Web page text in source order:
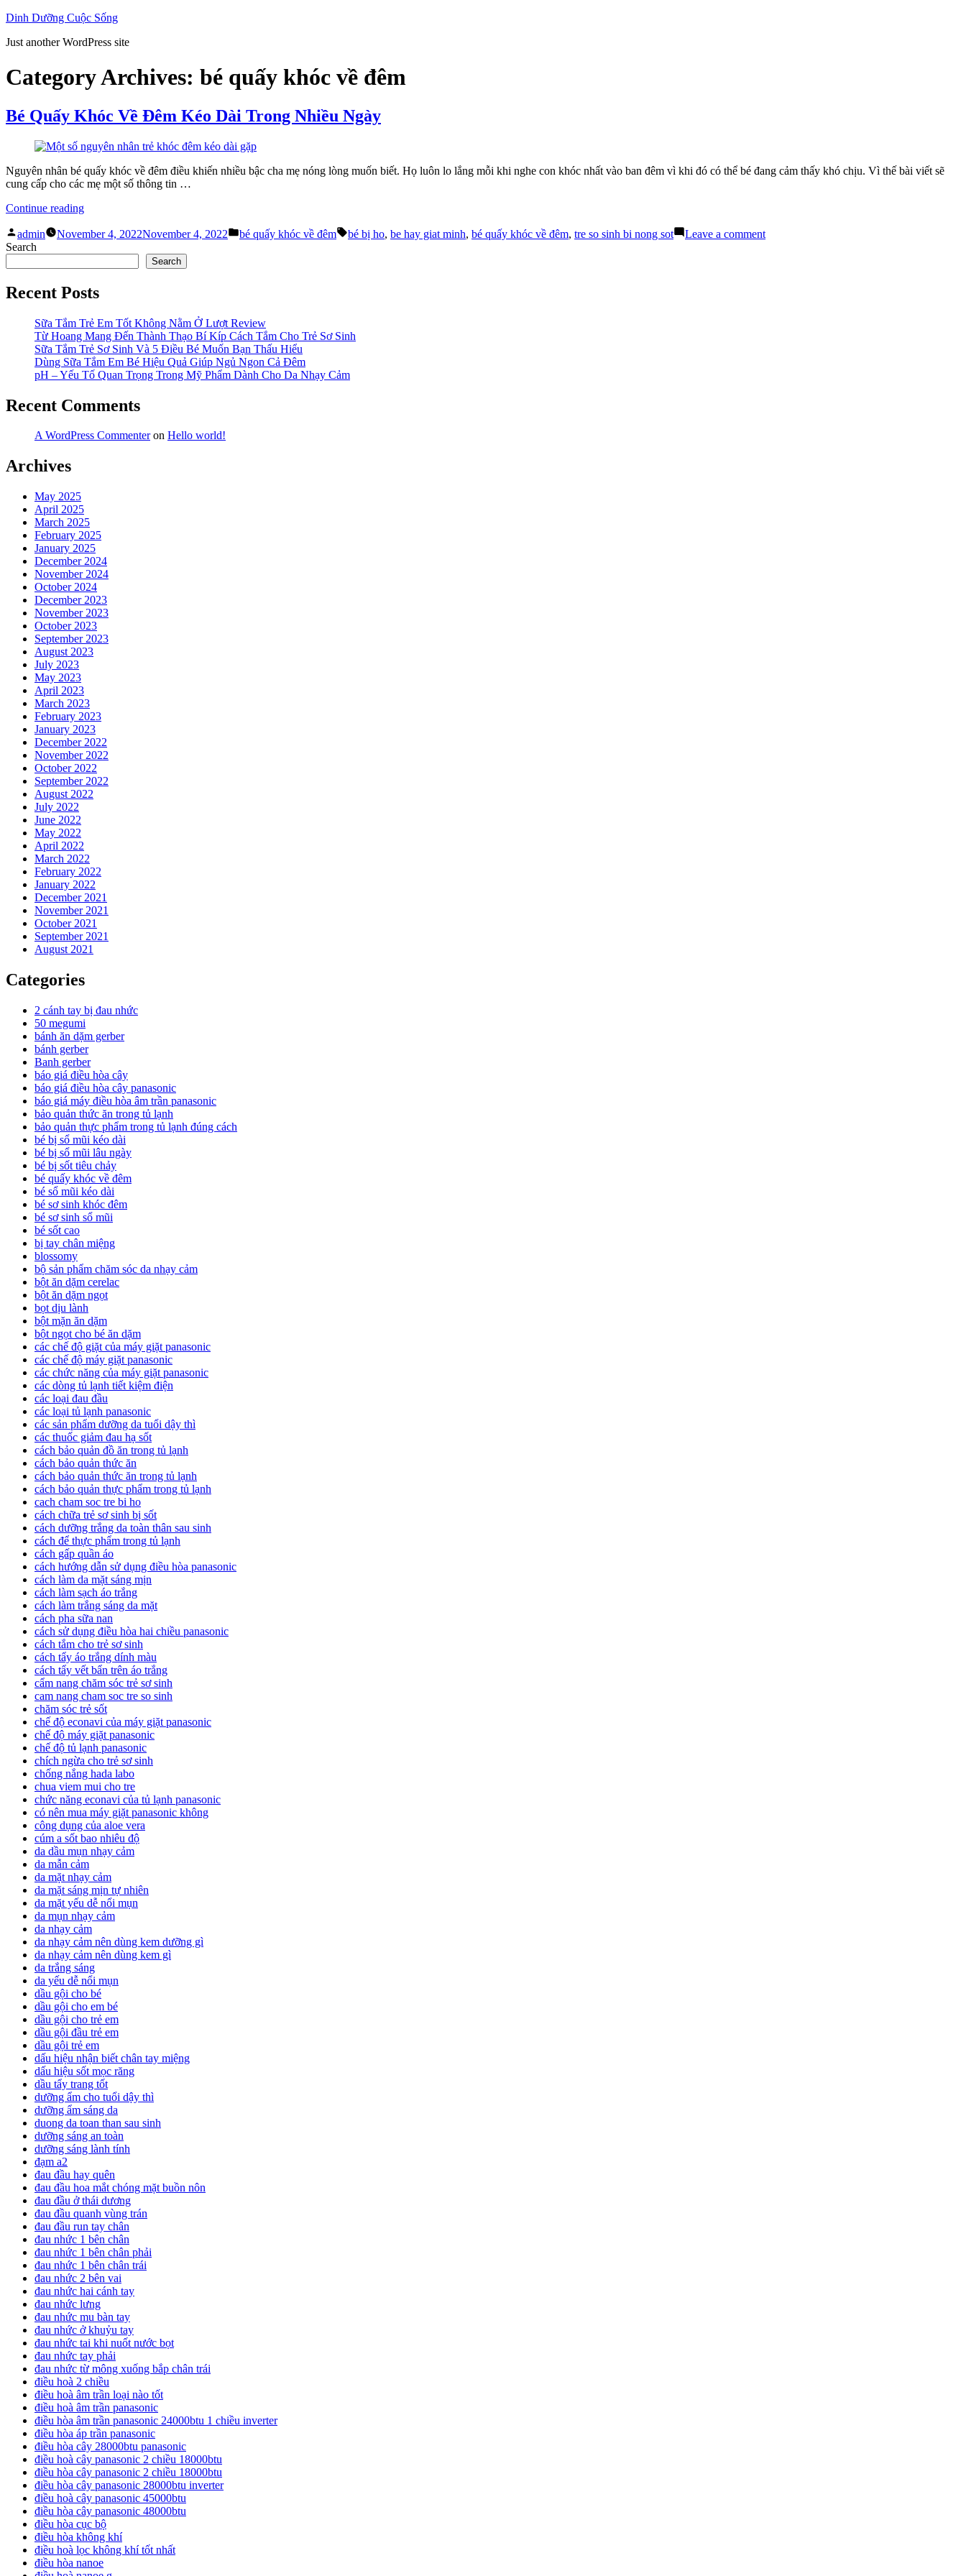
Skip
content
Dinh Dưỡng Cuộc Sống
Just another WordPress site
Category Archives: bé quấy khóc về đêm
Bé Quấy Khóc Về Đêm Kéo Dài Trong Nhiều Ngày
Nguyên nhân bé quấy khóc về đêm điều khiến nhiều bậc cha mẹ nóng lòng muốn biết. Họ luôn lo lắng mỗi khi nghe con khóc nhất vào ban đêm vì khi đó có thể bé đang cảm thấy khó chịu. Vì thế bài viết sẽ
cung cấp cho các mẹ một số thông tin …
Continue reading“Bé
Khóc
Kéo
Trong
Ngày”
Posted
by
admin November 4, 2022November 4, 2022
Posted
bé quấy khóc về đêm Tags:
bé bị ho, be hay giat minh, bé quấy khóc về đêm, tre so sinh bi nong sot Leave a commenton
Search
Search
Recent Posts
Sữa Tắm Trẻ Em Tốt Không Nằm Ở Lượt Review
Từ Hoang Mang Đến Thành Thạo Bí Kíp Cách Tắm Cho Trẻ Sơ Sinh
Sữa Tắm Trẻ Sơ Sinh Và 5 Điều Bé Muốn Bạn Thấu Hiểu
Dùng Sữa Tắm Em Bé Hiệu Quả Giúp Ngủ Ngon Cả Đêm
pH – Yếu Tố Quan Trọng Trong Mỹ Phẩm Dành Cho Da Nhạy Cảm
Recent Comments
A WordPress Commenteron Hello world!
Archives
May 2025
April 2025
March 2025
February 2025
January 2025
December 2024
November 2024
October 2024
December 2023
November 2023
October 2023
September 2023
August 2023
July 2023
May 2023
April 2023
March 2023
February 2023
January 2023
December 2022
November 2022
October 2022
September 2022
August 2022
July 2022
June 2022
May 2022
April 2022
March 2022
February 2022
January 2022
December 2021
November 2021
October 2021
September 2021
August 2021
Categories
2 cánh tay bị đau nhức
50 megumi
bánh ăn dặm gerber
bánh gerber
Banh gerber
báo giá điều hòa cây
báo giá điều hòa cây panasonic
báo giá máy điều hòa âm trần panasonic
bảo quản thức ăn trong tủ lạnh
bảo quản thực phẩm trong tủ lạnh đúng cách
bé bị sổ mũi kéo dài
bé bị sổ mũi lâu ngày
bé bị sốt tiêu chảy
bé quấy khóc về đêm
bé sổ mũi kéo dài
bé sơ sinh khóc đêm
bé sơ sinh sổ mũi
bé sốt cao
bị tay chân miệng
blossomy
bộ sản phẩm chăm sóc da nhạy cảm
bột ăn dặm cerelac
bột ăn dặm ngọt
bọt dịu lành
bột mặn ăn dặm
bột ngọt cho bé ăn dặm
các chế độ giặt của máy giặt panasonic
các chế độ máy giặt panasonic
các chức năng của máy giặt panasonic
các dòng tủ lạnh tiết kiệm điện
các loại đau đầu
các loại tủ lạnh panasonic
các sản phẩm dưỡng da tuổi dậy thì
các thuốc giảm đau hạ sốt
cách bảo quản đồ ăn trong tủ lạnh
cách bảo quản thức ăn
cách bảo quản thức ăn trong tủ lạnh
cách bảo quản thực phẩm trong tủ lạnh
cach cham soc tre bi ho
cách chữa trẻ sơ sinh bị sốt
cách dưỡng trắng da toàn thân sau sinh
cách để thực phẩm trong tủ lạnh
cách gấp quần áo
cách hướng dẫn sử dụng điều hòa panasonic
cách làm da mặt sáng mịn
cách làm sạch áo trắng
cách làm trắng sáng da mặt
cách pha sữa nan
cách sử dụng điều hòa hai chiều panasonic
cách tắm cho trẻ sơ sinh
cách tẩy áo trắng dính màu
cách tẩy vết bẩn trên áo trắng
cẩm nang chăm sóc trẻ sơ sinh
cam nang cham soc tre so sinh
chăm sóc trẻ sốt
chế độ econavi của máy giặt panasonic
chế độ máy giặt panasonic
chế độ tủ lạnh panasonic
chích ngừa cho trẻ sơ sinh
chống nắng hada labo
chua viem mui cho tre
chức năng econavi của tủ lạnh panasonic
có nên mua máy giặt panasonic không
công dụng của aloe vera
cúm a sốt bao nhiêu độ
da dầu mụn nhạy cảm
da mẫn cảm
da mặt nhạy cảm
da mặt sáng mịn tự nhiên
da mặt yếu dễ nổi mụn
da mụn nhạy cảm
da nhạy cảm
da nhạy cảm nên dùng kem dưỡng gì
da nhạy cảm nên dùng kem gì
da trắng sáng
da yếu dễ nổi mụn
dầu gội cho bé
dầu gội cho em bé
dầu gội cho trẻ em
dầu gội đầu trẻ em
dầu gội trẻ em
dấu hiệu nhận biết chân tay miệng
dấu hiệu sốt mọc răng
dầu tẩy trang tốt
dưỡng ẩm cho tuổi dậy thì
dưỡng ẩm sáng da
duong da toan than sau sinh
dưỡng sáng an toàn
dưỡng sáng lành tính
đạm a2
đau đầu hay quên
đau đầu hoa mắt chóng mặt buồn nôn
đau đầu ở thái dương
đau đầu quanh vùng trán
đau đầu run tay chân
đau nhức 1 bên chân
đau nhức 1 bên chân phải
đau nhức 1 bên chân trái
đau nhức 2 bên vai
đau nhức hai cánh tay
đau nhức lưng
đau nhức mu bàn tay
đau nhức ở khuỷu tay
đau nhức tai khi nuốt nước bọt
đau nhức tay phải
đau nhức từ mông xuống bắp chân trái
điều hoà 2 chiều
điều hoà âm trần loại nào tốt
điều hoà âm trần panasonic
điều hòa âm trần panasonic 24000btu 1 chiều inverter
điều hòa áp trần panasonic
điều hòa cây 28000btu panasonic
điều hoà cây panasonic 2 chiều 18000btu
điều hòa cây panasonic 2 chiều 18000btu
điều hòa cây panasonic 28000btu inverter
điều hoà cây panasonic 45000btu
điều hòa cây panasonic 48000btu
điều hòa cục bộ
điều hòa không khí
điều hoà lọc không khí tốt nhất
điều hòa nanoe